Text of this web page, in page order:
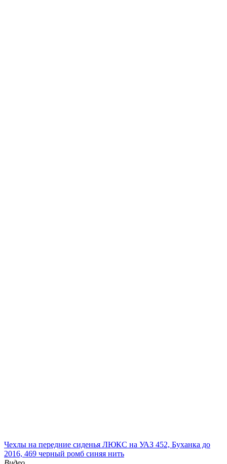
Чехлы на передние сиденья ЛЮКС на УАЗ 452, Буханка до
2016, 469 черный ромб синяя нить